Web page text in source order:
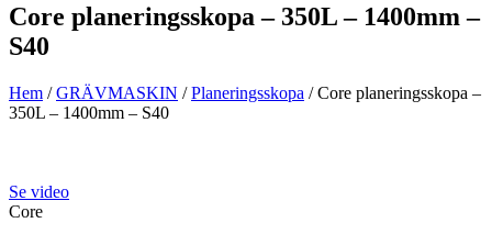
Core planeringsskopa – 350L – 1400mm –
S40
Hem /GRÄV­MASKIN /Planerings­skopa / Core planeringsskopa –
350L – 1400mm – S40
Se video
Core